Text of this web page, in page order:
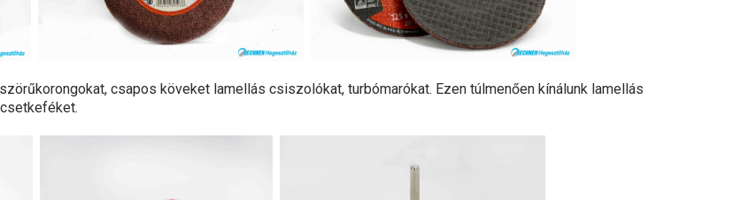
csapos köveket lamellás csiszolókat, turbómarókat. Ezen túlmenően kínálunk lamellás